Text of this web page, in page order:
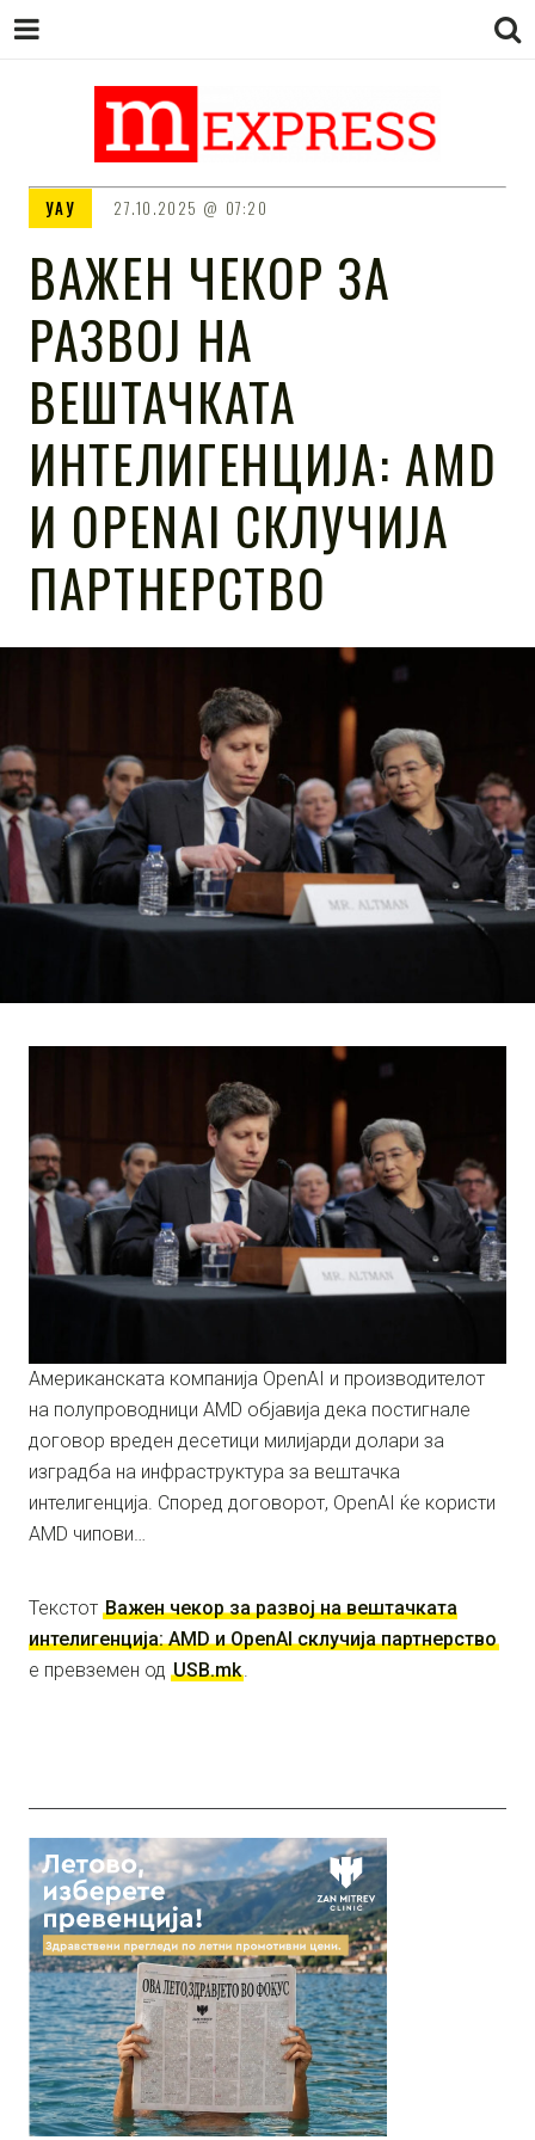
M EXPRESS
УАУ 27.10.2025 07:20
ВАЖЕН ЧЕКОР ЗА
РАЗВОЈ НА
ВЕШТАЧКАТА
ИНТЕЛИГЕНЦИЈА: AMD
И OPENAI СКЛУЧИЈА
ПАРТНЕРСТВО
Американската компанија OpenAI и производителот
на полупроводници AMD објавија дека постигнале
договор вреден десетици милијарди долари за
изградба на инфраструктура за вештачка
интелигенција. Според договорот, OpenAI ќе користи
AMD чипови…
Текстот Важен чекор за развој на вештачката
интелигенција: AMD и OpenAI склучија партнерство
е превземен од USB.mk.